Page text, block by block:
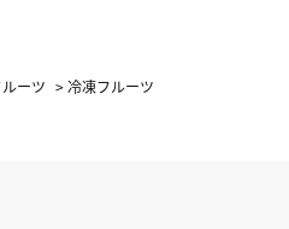
ーツ >冷凍フルーツ